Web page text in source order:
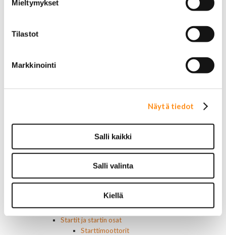
Mieltymykset
Tilastot
Markkinointi
Näytä tiedot
Salli kaikki
Salli valinta
Kiellä
Sähköosat
Lämmitys ja ilmastointi
Etuvastukset
Kompressorit ja osat
Käyttöpaneelit / kytkimet
Moottorit
Ohjainlaitteet
Startit ja startin osat
Starttimoottorit